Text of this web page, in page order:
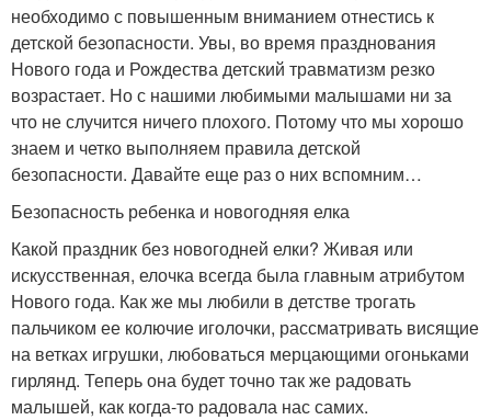
необходимо с повышенным вниманием отнестись к
детской безопасности. Увы, во время празднования
Нового года и Рождества детский травматизм резко
возрастает. Но с нашими любимыми малышами ни за
что не случится ничего плохого. Потому что мы хорошо
знаем и четко выполняем правила детской
безопасности. Давайте еще раз о них вспомним…
Безопасность ребенка и новогодняя елка
Какой праздник без новогодней елки? Живая или
искусственная, елочка всегда была главным атрибутом
Нового года. Как же мы любили в детстве трогать
пальчиком ее колючие иголочки, рассматривать висящие
на ветках игрушки, любоваться мерцающими огоньками
гирлянд. Теперь она будет точно так же радовать
малышей, как когда-то радовала нас самих.